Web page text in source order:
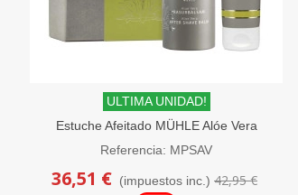
ULTIMA UNIDAD!
Estuche Afeitado MÜHLE Alóe Vera
Crema y Bálsamo
Referencia: MPSAV
36,51 € (impuestos inc.) 42,95 €